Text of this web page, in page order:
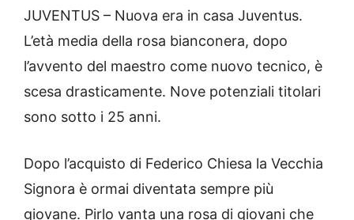
JUVENTUS – Nuova era in casa Juventus.
L’età media della rosa bianconera, dopo
l’avvento del maestro come nuovo tecnico, è
scesa drasticamente. Nove potenziali titolari
sono sotto i 25 anni.
Dopo l’acquisto di Federico Chiesa la Vecchia
Signora è ormai diventata sempre più
giovane. Pirlo vanta una rosa di giovani che